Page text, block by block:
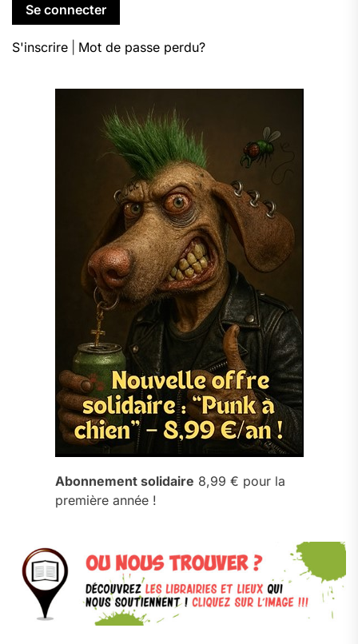
S'inscrire Mot de passe perdu?
Abonnement solidaire 8,99 € pour la
première année !